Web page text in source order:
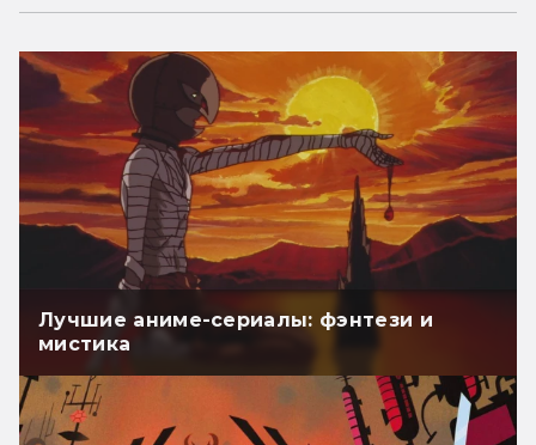
Лучшие аниме-сериалы: фэнтези и
мистика